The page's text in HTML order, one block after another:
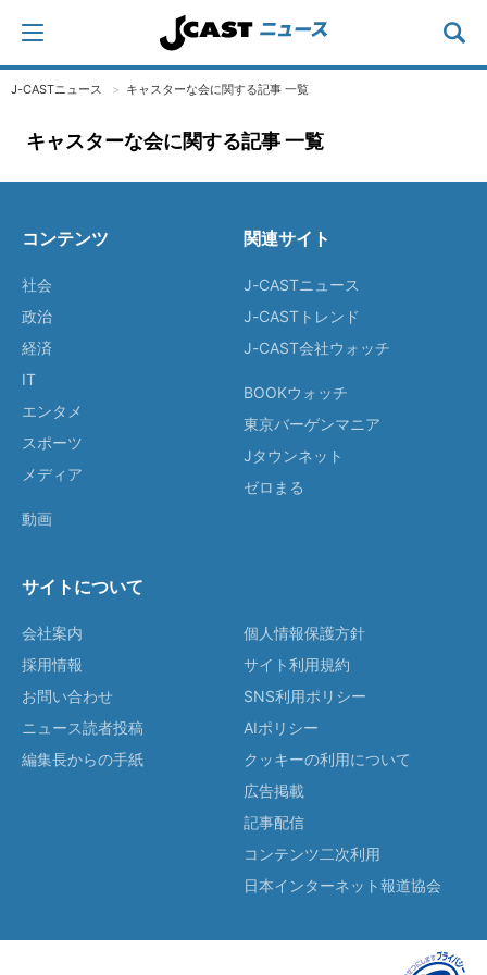
J-CASTニュース キャスターな会に関する記事 一覧
キャスターな会に関する記事 一覧
コンテンツ
社会
政治
経済
IT
エンタメ
スポーツ
メディア
動画
関連サイト
J-CASTニュース
J-CASTトレンド
J-CAST会社ウォッチ
BOOKウォッチ
東京バーゲンマニア
Jタウンネット
ゼロまる
サイトについて
会社案内
採用情報
お問い合わせ
ニュース読者投稿
編集長からの手紙
個人情報保護方針
サイト利用規約
SNS利用ポリシー
AIポリシー
クッキーの利用について
広告掲載
記事配信
コンテンツ二次利用
日本インターネット報道協会